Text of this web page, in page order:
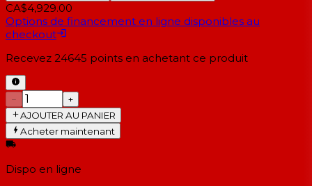
CA$4,929.00
Options de financement en ligne disponibles au
checkout
Recevez 24645 points en achetant ce produit
−
+
AJOUTER AU PANIER
Acheter maintenant
Dispo en ligne